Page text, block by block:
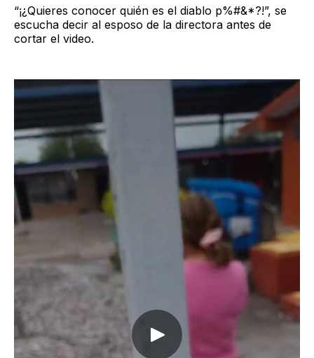
“¡¿Quieres conocer quién es el diablo p%#&*?!”, se
escucha decir al esposo de la directora antes de
cortar el video.